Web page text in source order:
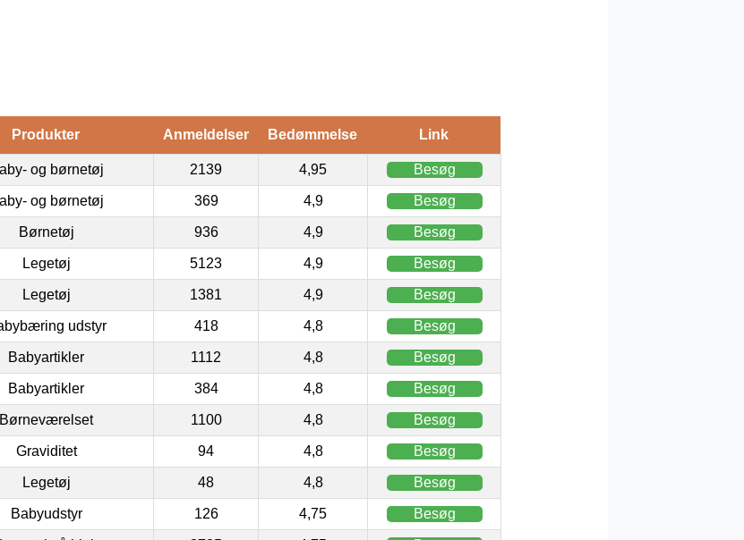
Produkter Anmeldelser Bedømmelse Link
og børnetøj 2139 4,95 Besøg
og børnetøj 369 4,9 Besøg
Børnetøj 936 4,9 Besøg
Legetøj 5123 4,9 Besøg
Legetøj 1381 4,9 Besøg
udstyr 418 4,8 Besøg
Babyartikler 1112 4,8 Besøg
Babyartikler 384 4,8 Besøg
Børneværelset 1100 4,8 Besøg
Graviditet 94 4,8 Besøg
Legetøj 48 4,8 Besøg
Babyudstyr 126 4,75 Besøg